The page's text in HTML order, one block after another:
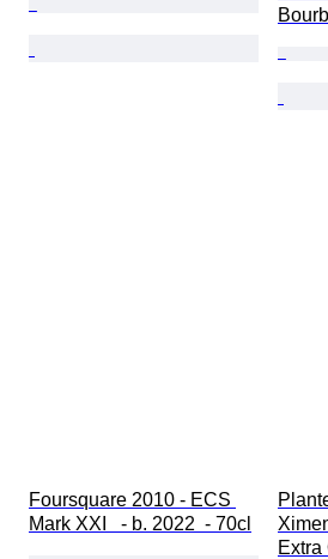
Foursquare 2010 - ECS
Mark XXI   - b. 2022  - 70cl
Extra